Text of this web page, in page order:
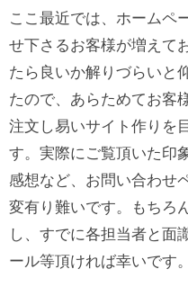
ここ最近では、ホームペ
せ下さるお客様が増えて
たら良いか解りづらいと
たので、あらためてお客
注文し易いサイト作りを
す。実際にご覧頂いた印
感想など、お問い合わせ
変有り難いです。もちろ
し、すでに各担当者と面
ール等頂ければ幸いです。